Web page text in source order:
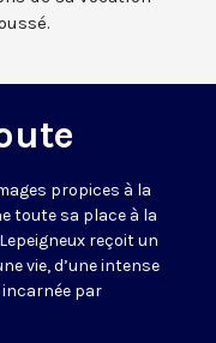
propices à la
toute sa place à la
reçoit un
vie, d’une intense
incarnée par